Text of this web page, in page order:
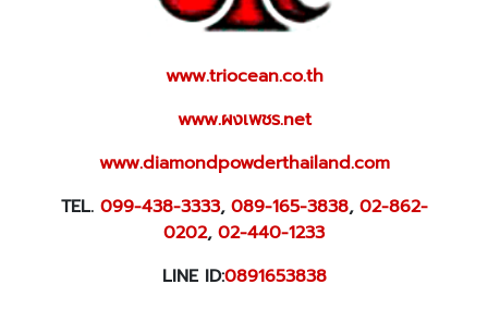
www.triocean.co.th
www.ผงเพชร.net
www.diamondpowderthailand.com
TEL. 099-438-3333, 089-165-3838, 02-862-
0202, 02-440-1233
LINE ID:0891653838